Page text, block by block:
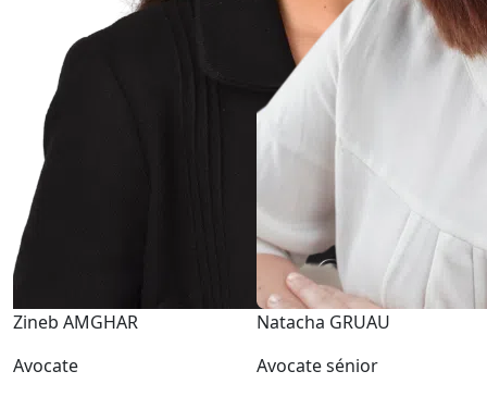
Zineb AMGHAR
Avocate
Natacha GRUAU
Avocate sénior